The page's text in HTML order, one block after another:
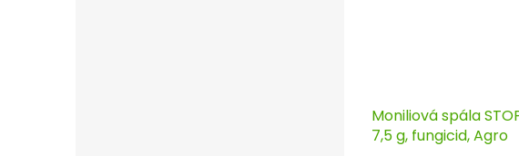
Moniliová spála
7,5 g, fungicid, Agro